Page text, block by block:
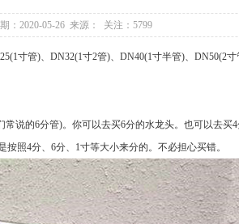
：2020-05-26 来源： 关注： 5799
寸管)、DN32(1寸2管)、DN40(1寸半管)、DN50(2
说的6分管)。你可以去买6分的水龙头。也可以去
照4分、6分、1寸等大小来分的。不必担心买错。